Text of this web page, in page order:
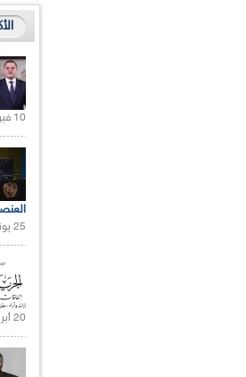
10 فبراير 2021 |
25 يونيو 2021 |
20 أبريل 2021 |